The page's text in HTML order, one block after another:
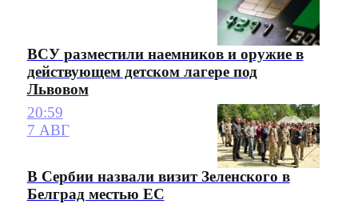
ВСУ разместили наемников и оружие в
действующем детском лагере под
Львовом
20:59
7 АВГ
В Сербии назвали визит Зеленского в
Белград местью ЕС